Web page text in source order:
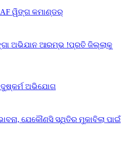
ୱିଙ୍ଗ କମାଣ୍ଡର୍
ଅଭିଯାନ ଆରମ୍ଭ !ପ୍ରତି ଜିଲ୍ଲାକୁ
ଦୁଷ୍କର୍ମ ଅଭିଯୋଗ
ଯେକୌଣସି ସ୍ଥିତିର ମୁକାବିଲା ପାଇଁ